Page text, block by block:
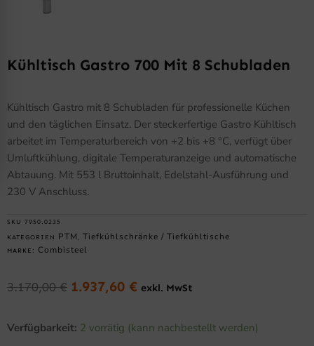
Kühltisch Gastro 700 Mit 8 Schubladen
Kühltisch Gastro mit 8 Schubladen für professionelle Küchen
und den täglichen Einsatz. Der steckerfertige Gastro Kühltisch
arbeitet im Temperaturbereich von +2 bis +8 °C, verfügt über
Umluftkühlung, digitale Temperaturanzeige und automatische
Abtauung. Mit 553 l Bruttoinhalt, Edelstahl-Ausführung und
230 V Anschluss.
SKU 7950.0235
KATEGORIEN PTM , Tiefkühlschränke / Tiefkühltische
MARKE: Combisteel
3.170,00€ Ursprünglicher
war:
3.170,00 €
1.937,60 € Aktueller
exkl. MwSt
Verfügbarkeit: 2 vorrätig (kann nachbestellt werden)
Gastro